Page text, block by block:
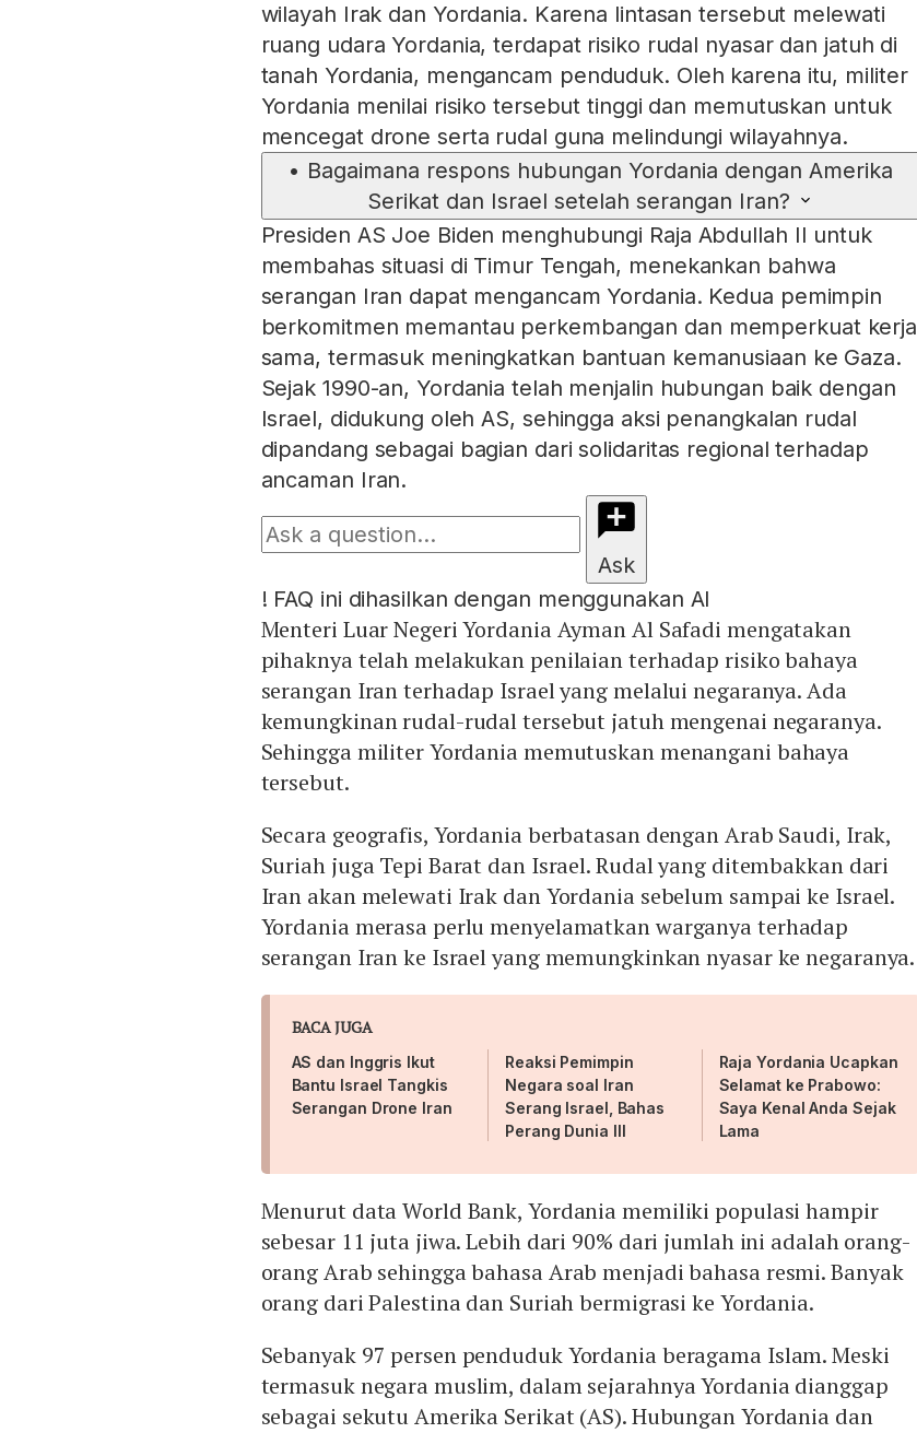
wilayah Irak dan Yordania. Karena lintasan tersebut melewati
ruang udara Yordania, terdapat risiko rudal nyasar dan jatuh di
tanah Yordania, mengancam penduduk. Oleh karena itu, militer
Yordania menilai risiko tersebut tinggi dan memutuskan untuk
mencegat drone serta rudal guna melindungi wilayahnya.
• Bagaimana respons hubungan Yordania dengan Amerika
Serikat dan Israel setelah serangan Iran?
Presiden AS Joe Biden menghubungi Raja Abdullah II untuk
membahas situasi di Timur Tengah, menekankan bahwa
serangan Iran dapat mengancam Yordania. Kedua pemimpin
berkomitmen memantau perkembangan dan memperkuat kerja
sama, termasuk meningkatkan bantuan kemanusiaan ke Gaza.
Sejak 1990-an, Yordania telah menjalin hubungan baik dengan
Israel, didukung oleh AS, sehingga aksi penangkalan rudal
dipandang sebagai bagian dari solidaritas regional terhadap
ancaman Iran.
Ask
! FAQ ini dihasilkan dengan menggunakan AI
Menteri Luar Negeri Yordania Ayman Al Safadi mengatakan
pihaknya telah melakukan penilaian terhadap risiko bahaya
serangan Iran terhadap Israel yang melalui negaranya. Ada
kemungkinan rudal-rudal tersebut jatuh mengenai negaranya.
Sehingga militer Yordania memutuskan menangani bahaya
tersebut.
Secara geografis, Yordania berbatasan dengan Arab Saudi, Irak,
Suriah juga Tepi Barat dan Israel. Rudal yang ditembakkan dari
Iran akan melewati Irak dan Yordania sebelum sampai ke Israel.
Yordania merasa perlu menyelamatkan warganya terhadap
serangan Iran ke Israel yang memungkinkan nyasar ke negaranya.
BACA JUGA
AS dan Inggris Ikut
Bantu Israel Tangkis
Serangan Drone Iran
Reaksi Pemimpin
Negara soal Iran
Serang Israel, Bahas
Perang Dunia III
Raja Yordania Ucapkan
Selamat ke Prabowo:
Saya Kenal Anda Sejak
Lama
Menurut data World Bank, Yordania memiliki populasi hampir
sebesar 11 juta jiwa. Lebih dari 90% dari jumlah ini adalah orang-
orang Arab sehingga bahasa Arab menjadi bahasa resmi. Banyak
orang dari Palestina dan Suriah bermigrasi ke Yordania.
Sebanyak 97 persen penduduk Yordania beragama Islam. Meski
termasuk negara muslim, dalam sejarahnya Yordania dianggap
sebagai sekutu Amerika Serikat (AS). Hubungan Yordania dan